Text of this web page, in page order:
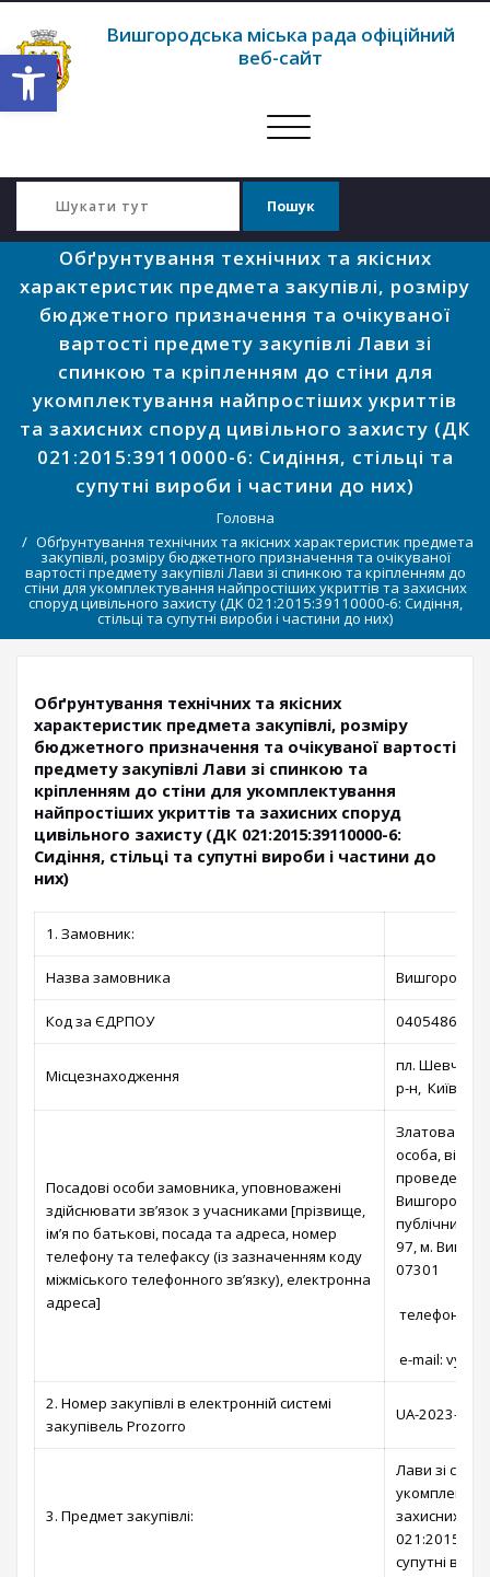
Відкрити Панель інструментів
Вишгородська міська рада офіційний
веб-сайт
Перемкнути
Обґрунтування технічних та якісних
характеристик предмета закупівлі, розміру
бюджетного призначення та очікуваної
вартості предмету закупівлі Лави зі
спинкою та кріпленням до стіни для
укомплектування найпростіших укриттів
та захисних споруд цивільного захисту (ДК
021:2015:39110000-6: Сидіння, стільці та
супутні вироби і частини до них)
Головна
Обґрунтування технічних та якісних характеристик предмета
закупівлі, розміру бюджетного призначення та очікуваної
вартості предмету закупівлі Лави зі спинкою та кріпленням до
стіни для укомплектування найпростіших укриттів та захисних
споруд цивільного захисту (ДК 021:2015:39110000-6: Сидіння,
стільці та супутні вироби і частини до них)
Обґрунтування технічних та якісних
характеристик предмета закупівлі, розміру
бюджетного призначення та очікуваної вартості
предмету закупівлі Лави зі спинкою та
кріпленням до стіни для укомплектування
найпростіших укриттів та захисних споруд
цивільного захисту (ДК 021:2015:39110000-6:
Сидіння, стільці та супутні вироби і частини до
них)
1. Замовник:
Назва замовника
Код за ЄДРПОУ 04054866
Місцезнаходження
пл.
р-н,
Посадові особи замовника, уповноважені
здійснювати зв’язок з учасниками [прізвище,
ім’я по батькові, посада та адреса, номер
телефону та телефаксу (із зазначенням коду
міжміського телефонного зв’язку), електронна
адреса]
Златова
особа,
проведення
публічних
97, м.
07301
телефон:
e-mail:
2. Номер закупівлі в електронній системі
закупівель Prozorro
UA-2023-10-
3. Предмет закупівлі:
Лави зі
захисних
супутні